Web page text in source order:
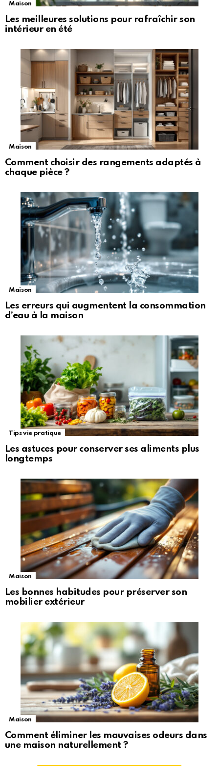
Maison
Les meilleures solutions pour rafraîchir son
intérieur en été
Maison
Comment choisir des rangements adaptés à
chaque pièce ?
Maison
Les erreurs qui augmentent la consommation
d’eau à la maison
Tips vie pratique
Les astuces pour conserver ses aliments plus
longtemps
Maison
Les bonnes habitudes pour préserver son
mobilier extérieur
Maison
Comment éliminer les mauvaises odeurs dans
une maison naturellement ?